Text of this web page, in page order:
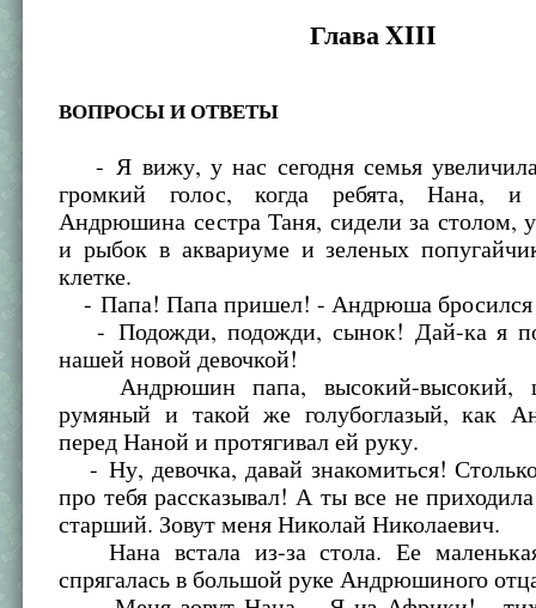
Глава XIII
ВОПРОСЫ И ОТВЕТЫ
- Я вижу, у нас сегодня семья
громкий голос, когда ребята, Нана,
Андрюшина сестра Таня, сидели за столом,
и рыбок в аквариуме и зеленых
клетке.
- Папа! Папа пришел! - Андрюша
- Подожди, подожди, сынок! Дай-ка я
нашей новой девочкой!
Андрюшин папа, высокий-высокий,
румяный и такой же голубоглазый, как
перед Наной и протягивал ей руку.
- Ну, девочка, давай знакомиться!
про тебя рассказывал! А ты все не
старший. Зовут меня Николай Николаевич.
Нана встала из-за стола. Ее
спрягалась в большой руке Андрюшиного